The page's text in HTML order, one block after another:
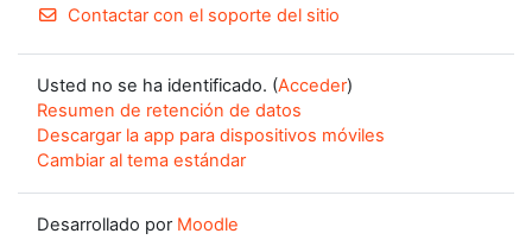
Contactar con el soporte del sitio
Usted no se ha identificado. (Acceder)
Resumen de retención de datos
Descargar la app para dispositivos móviles
Cambiar al tema estándar
Desarrollado por Moodle